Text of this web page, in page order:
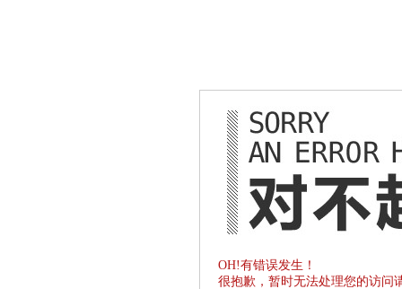
OH!有错误发生！
很抱歉，暂时无法处理您的访问